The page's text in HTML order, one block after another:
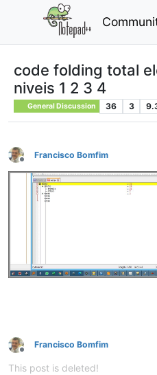
code folding total
niveis 1 2 3 4
General Discussion 36 3
Offline
Francisco Bomfim
Offline
Francisco Bomfim
This post is deleted!